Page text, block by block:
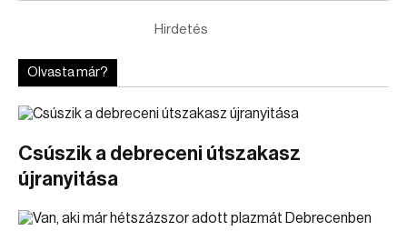
Hirdetés
Olvasta már?
Csúszik a debreceni útszakasz
újranyitása